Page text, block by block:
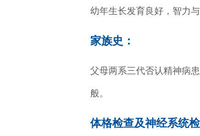
幼年生长发育良好，智力
家族史：
父母两系三代否认精神病
般。
体格检查及神经系统检